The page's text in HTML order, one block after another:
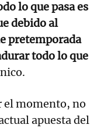
lo que pasa es
debido al
pretemporada
todo lo que
el momento, no
apuesta del